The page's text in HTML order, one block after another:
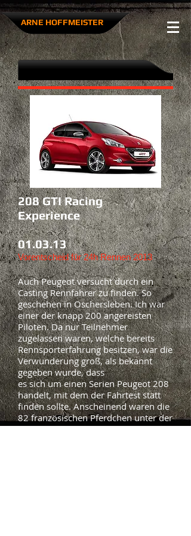
ARNE HOFFMEISTER​
208 GTI Racing
Experience
01.03.13
Vorentscheid für 24h Rennen 2013
Auch Peugeot versucht durch ein
Casting Rennfahrer zu finden. So
geschehen in Oschersleben. Ich war
einer der knapp 200 angereisten
Piloten. Da nur Teilnehmer
zugelassen waren, welche bereits
Rennsporterfahrung besitzen, war die
Verwunderung groß, als bekannt
gegeben wurde, dass
es sich um einen Serien Peugeot 208
handelt, mit dem der Fahrtest statt
finden sollte. Anscheinend waren die
82 französischen Pferdchen unter der
Haube eine Nummer zu groß für